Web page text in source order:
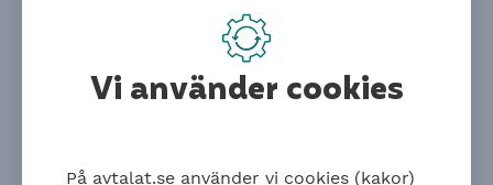
för för att lägga till eller ändra dina skydd.
Du kan behöva fylla i en
Lägger du till efterlevandeskydd kan du behöva fylla
Vi använder cookies
På avtalat.se använder vi cookies (kakor)